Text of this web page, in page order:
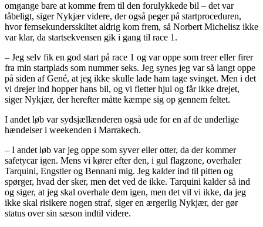
omgange bare at komme frem til den forulykkede bil – det var
tåbeligt, siger Nykjær videre, der også peger på startproceduren,
hvor femsekundersskiltet aldrig kom frem, så Norbert Michelisz ikke
var klar, da startsekvensen gik i gang til race 1.
– Jeg selv fik en god start på race 1 og var oppe som treer eller firer
fra min startplads som nummer seks. Jeg synes jeg var så langt oppe
på siden af Gené, at jeg ikke skulle lade ham tage svinget. Men i det
vi drejer ind hopper hans bil, og vi fletter hjul og får ikke drejet,
siger Nykjær, der herefter måtte kæmpe sig op gennem feltet.
I andet løb var sydsjællænderen også ude for en af de underlige
hændelser i weekenden i Marrakech.
– I andet løb var jeg oppe som syver eller otter, da der kommer
safetycar igen. Mens vi kører efter den, i gul flagzone, overhaler
Tarquini, Engstler og Bennani mig. Jeg kalder ind til pitten og
spørger, hvad der sker, men det ved de ikke. Tarquini kalder så ind
og siger, at jeg skal overhale dem igen, men det vil vi ikke, da jeg
ikke skal risikere nogen straf, siger en ærgerlig Nykjær, der gør
status over sin sæson indtil videre.